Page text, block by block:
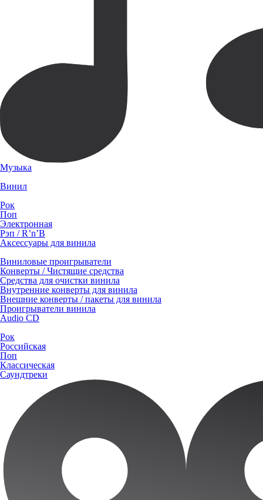
Музыка
Винил
Рок
Поп
Электронная
Рэп / R’n’B
Аксессуары для винила
Виниловые проигрыватели
Конверты / Чистящие средства
Средства для очистки винила
Внутренние конверты для винила
Внешние конверты / пакеты для винила
Проигрыватели винила
Audio CD
Рок
Российская
Поп
Классическая
Саундтреки